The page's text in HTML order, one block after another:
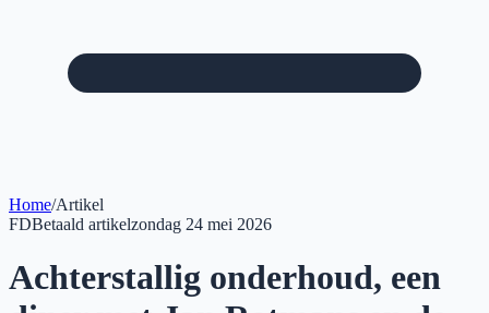
Home/Artikel
FDBetaald artikelzondag 24 mei 2026
Achterstallig onderhoud, een